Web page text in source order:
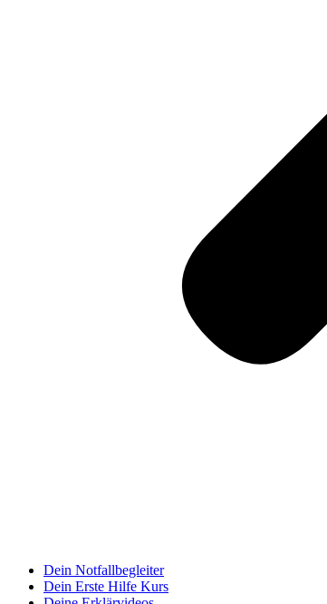
Dein Notfallbegleiter
Dein Erste Hilfe Kurs